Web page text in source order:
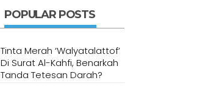
POPULAR POSTS
Tinta Merah ‘Walyatalattof’
Di Surat Al-Kahfi, Benarkah
Tanda Tetesan Darah?